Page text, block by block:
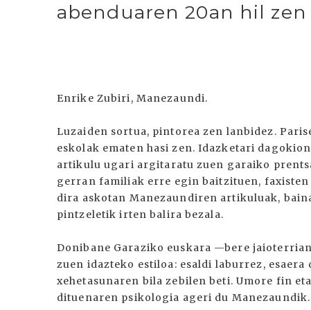
abenduaren 20an hil
Enrike Zubiri, Manezaundi.
Luzaiden sortua, pintorea zen lanbidez.
eskolak ematen hasi zen. Idazketari
artikulu ugari argitaratu zuen garaiko
gerran familiak erre egin baitzituen,
dira askotan Manezaundiren artikuluak,
pintzeletik irten balira bezala.
Donibane Garaziko euskara —bere
zuen idazteko estiloa: esaldi laburrez,
xehetasunaren bila zebilen beti. Umore fin
dituenaren psikologia ageri du Manezaundik.